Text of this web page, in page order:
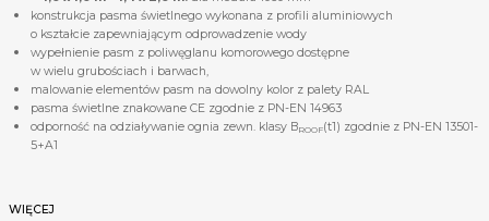
konstrukcja pasma świetlnego wykonana z profili aluminiowych
o kształcie zapewniającym odprowadzenie wody
wypełnienie pasm z poliwęglanu komorowego dostępne
w wielu grubościach i barwach,
malowanie elementów pasm na dowolny kolor z palety RAL
pasma świetlne znakowane CE zgodnie z PN-EN 14963
odporność na odziaływanie ognia zewn. klasy BROOF(t1) zgodnie z PN-EN 13501-
5+A1
WIĘCEJ